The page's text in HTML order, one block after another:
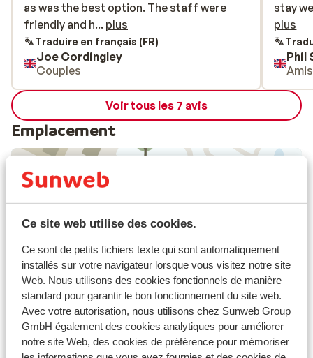
Ce site web utilise des cookies.
Ce sont de petits fichiers texte qui sont automatiquement
installés sur votre navigateur lorsque vous visitez notre site
Web. Nous utilisons des cookies fonctionnels de manière
standard pour garantir le bon fonctionnement du site web.
Avec votre autorisation, nous utilisons chez Sunweb Group
GmbH également des cookies analytiques pour améliorer
notre site Web, des cookies de préférence pour mémoriser
as was the best option. The staff were
friendly and helpful resolving the issue,
but not having ski in ski out was very
disappointing when we had paid for it
as was the best option. The staff were
friendly and h... plus
Traduire en français (FR)
Joe Cordingley
Couples
stay
your
stay
plus
Phil
Amis
Voir tous les 7 avis
Emplacement
À proximité
Hébergement différents/propriétaire
Distance du centre-ville environ 0 mètres
Directement sur les pistes